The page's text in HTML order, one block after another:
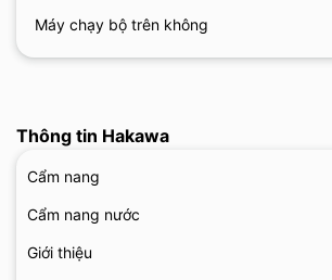
Máy chạy bộ trên không
Thông tin Hakawa
Cẩm nang
Cẩm nang nước
Giới thiệu